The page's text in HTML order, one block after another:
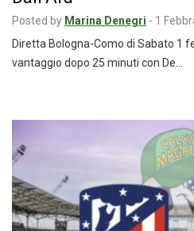
Posted by Marina Denegri - 1
Diretta Bologna-Como di Sabato 1
vantaggio dopo 25 minuti con De…